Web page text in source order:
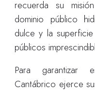
recuerda su
dominio público
dulce y la
públicos
Para garantizar
Cantábrico ejerce